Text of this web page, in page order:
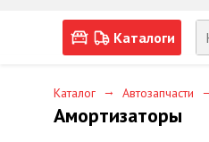
Каталоги
Каталог → Автозапчасти
Амортизаторы